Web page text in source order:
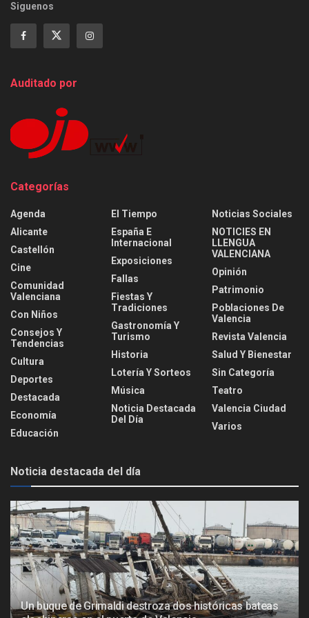
Siguenos
Auditado por
Categorías
Agenda
Alicante
Castellón
Cine
Comunidad
Valenciana
Con Niños
Consejos Y
Tendencias
Cultura
Deportes
Destacada
Economía
Educación
El Tiempo
España E
Internacional
Exposiciones
Fallas
Fiestas Y
Tradiciones
Gastronomía Y
Turismo
Historia
Lotería Y Sorteos
Música
Noticia Destacada
Del Día
Noticias Sociales
NOTICIES EN
LLENGUA
VALENCIANA
Opinión
Patrimonio
Poblaciones De
Valencia
Revista Valencia
Salud Y Bienestar
Sin Categoría
Teatro
Valencia Ciudad
Varios
Noticia destacada del día
Un buque de Grimaldi destroza dos históricas bateas